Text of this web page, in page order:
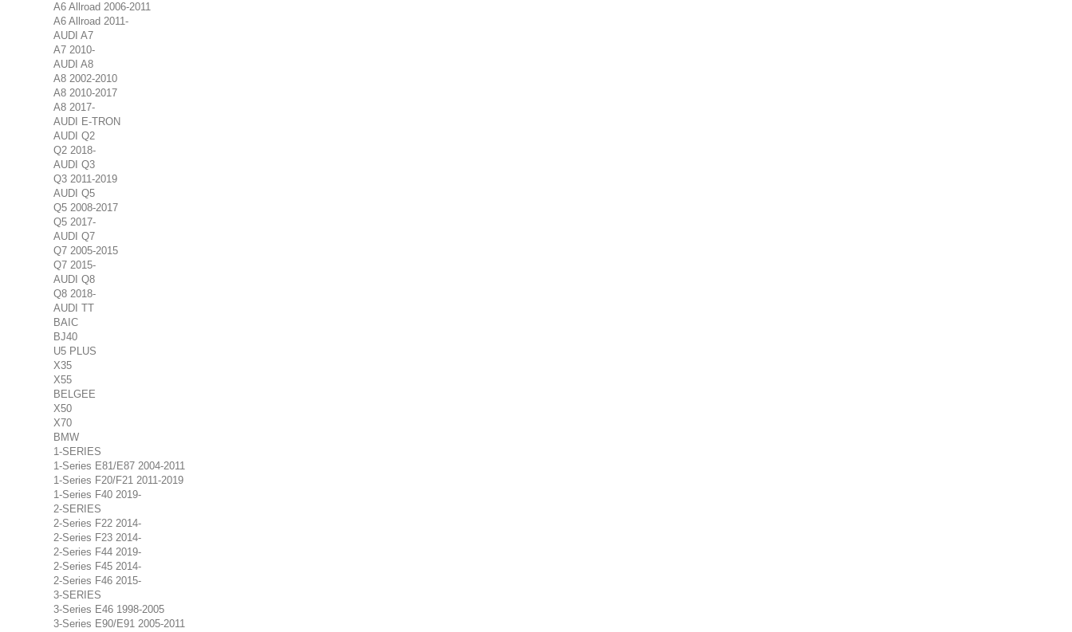
A6 Allroad 2006-2011
A6 Allroad 2011-
AUDI A7
A7 2010-
AUDI A8
A8 2002-2010
A8 2010-2017
A8 2017-
AUDI E-TRON
AUDI Q2
Q2 2018-
AUDI Q3
Q3 2011-2019
AUDI Q5
Q5 2008-2017
Q5 2017-
AUDI Q7
Q7 2005-2015
Q7 2015-
AUDI Q8
Q8 2018-
AUDI TT
BAIC
BJ40
U5 PLUS
X35
X55
BELGEE
X50
X70
BMW
1-SERIES
1-Series E81/E87 2004-2011
1-Series F20/F21 2011-2019
1-Series F40 2019-
2-SERIES
2-Series F22 2014-
2-Series F23 2014-
2-Series F44 2019-
2-Series F45 2014-
2-Series F46 2015-
3-SERIES
3-Series E46 1998-2005
3-Series E90/E91 2005-2011